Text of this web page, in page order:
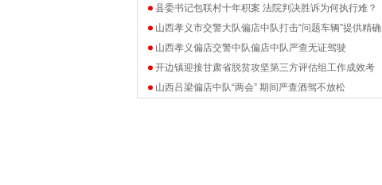
县委书记包联村十年积案 法院判决胜诉为何执行难？
山西孝义市交警大队偏店中队打击“问题车辆”提供精确
山西孝义偏店交警中队偏店中队严查无证驾驶
开边镇迎接甘肃省脱贫攻坚第三方评估组工作成效考
山西吕梁偏店中队“两会” 期间严查酒驾不放松